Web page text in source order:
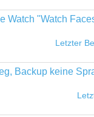
Watch "Watch
Letzter
Backup keine